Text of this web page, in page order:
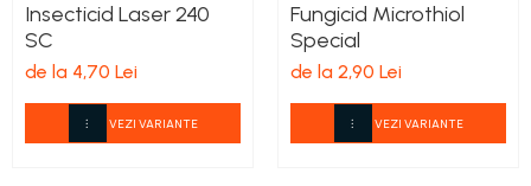
Insecticid Laser 240
SC
de la 4,70 Lei
VEZI VARIANTE
Fungicid Microthiol
Special
de la 2,90 Lei
VEZI VARIANTE